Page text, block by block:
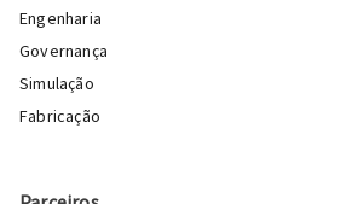
Engenharia
Governança
Simulação
Fabricação